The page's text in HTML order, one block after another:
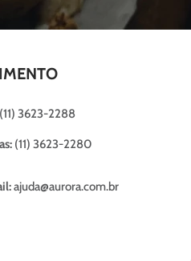
3623-2288
(11) 3623-2280
ajuda@aurora.com.br